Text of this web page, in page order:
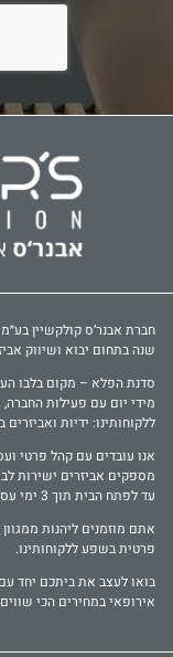
שנה בתחום יבוא ושיווק
סדנת הפלא – מקום בלבו
מידי יום עם פעילות
ללקוחותינו: ידיות
אנו עובדים עם קהל פרטי
מספקים אביזרים ישירות
עד לפתח הבית תוך 3 ימי עסקים בכל רחבי הארץ.
אתם מוזמנים ליהנות
פרטית בשפע ללקוחותינו.
בואו לעצב את ביתכם יחד
אירופאי במחירים הכי